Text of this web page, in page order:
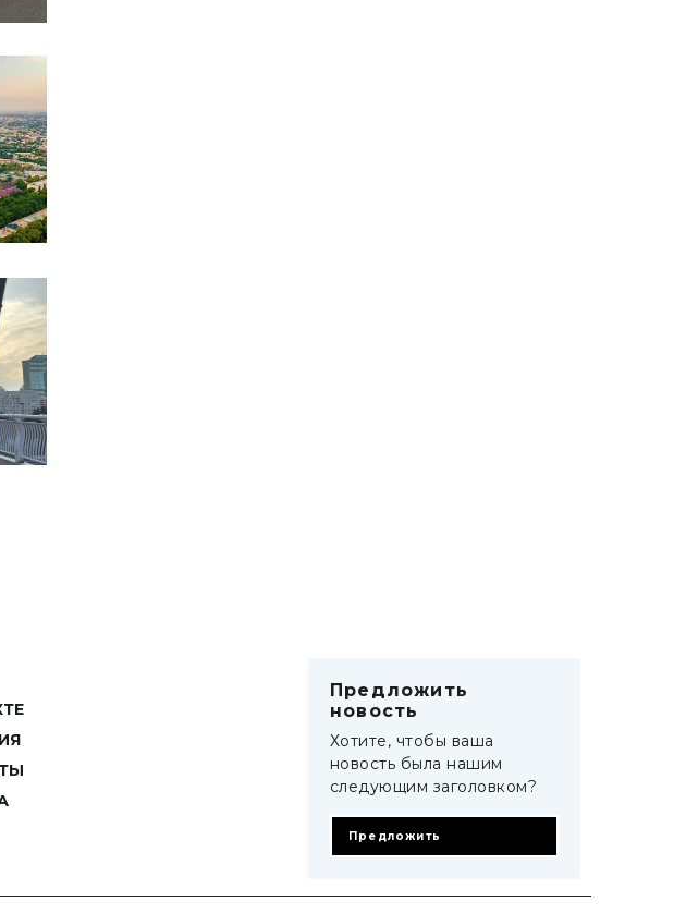
Предложить
новость
Хотите, чтобы ваша
новость была нашим
следующим заголовком?
Предложить